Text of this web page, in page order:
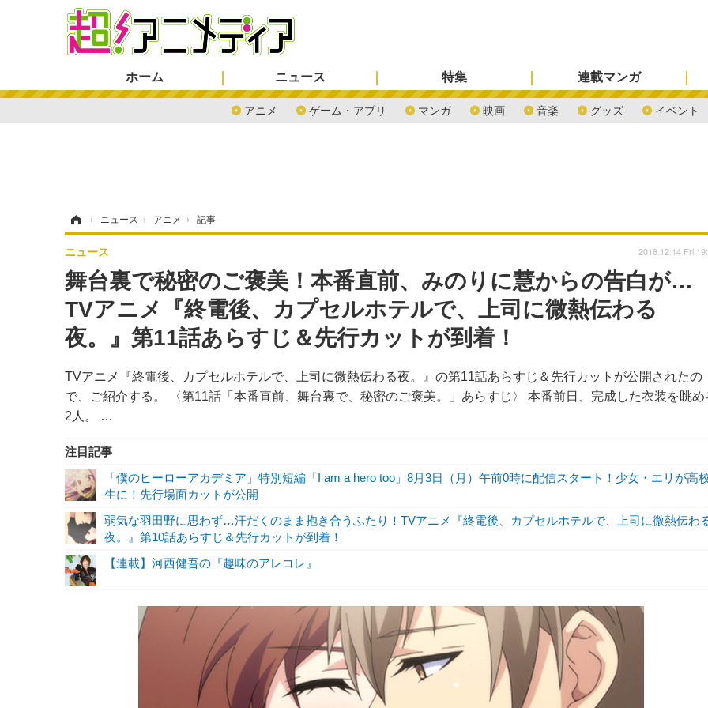
ホーム ニュース
アニメ ゲーム・アプリ マンガ 映画 音楽 グッズ イベント
特集 連載マンガ
› ニュース › アニメ › 記事
舞台裏で秘密のご褒美！本番直前、みのりに慧からの告白が…
TVアニメ『終電後、カプセルホテルで、上司に微熱伝わる
夜。』第11話あらすじ＆先行カットが到着！
TVアニメ『終電後、カプセルホテルで、上司に微熱伝わる夜。』の第11話あらすじ＆先行カットが公開されたの
で、ご紹介する。 〈第11話「本番直前、舞台裏で、秘密のご褒美。」あらすじ〉 本番前日、完成した衣装を眺め
2人。 …
ニュース 2018.12.14 Fri
注目記事
「僕のヒーローアカデミア」特別短編「I am a hero too」8月3日（月）午前0時に配信スタート！少女・エリが高
生に！先行場面カットが公開
弱気な羽田野に思わず…汗だくのまま抱き合うふたり！TVアニメ『終電後、カプセルホテルで、上司に微熱伝わ
夜。』第10話あらすじ＆先行カットが到着！
【連載】河西健吾の『趣味のアレコレ』